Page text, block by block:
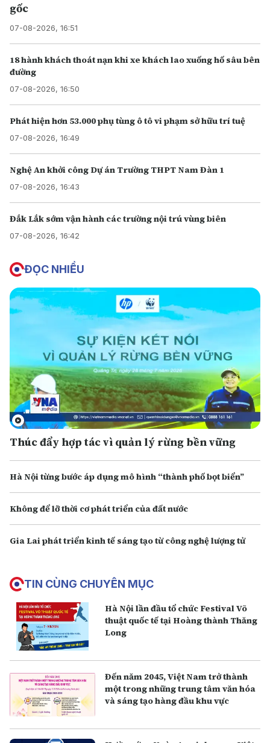
TIN CÙNG CHUYÊN MỤC
Hà Nội lần đầu tổ chức Festival Võ
thuật quốc tế tại Hoàng thành Thăng
Long
Đến năm 2045, Việt Nam trở thành
một trong những trung tâm văn hóa
và sáng tạo hàng đầu khu vực
gốc
07-08-2026, 16:51
18 hành khách thoát nạn khi xe khách lao xuống hố sâu bên
đường
07-08-2026, 16:50
Phát hiện hơn 53.000 phụ tùng ô tô vi phạm sở hữu trí tuệ
07-08-2026, 16:49
Nghệ An khởi công Dự án Trường THPT Nam Đàn 1
07-08-2026, 16:43
Đắk Lắk sớm vận hành các trường nội trú vùng biên
07-08-2026, 16:42
ĐỌC NHIỀU
Thúc đẩy hợp tác vì quản lý rừng bền vững
Hà Nội từng bước áp dụng mô hình “thành phố bọt biển”
Không để lỡ thời cơ phát triển của đất nước
Gia Lai phát triển kinh tế sáng tạo từ công nghệ lượng tử